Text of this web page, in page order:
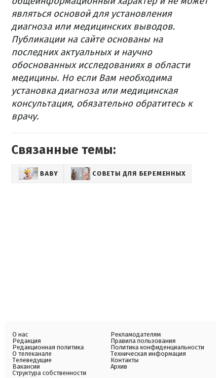
являться основой для установления
диагноза или медицинских выводов.
Публикации на сайте основаны на
последних актуальных и научно
обоснованных исследованиях в области
медицины. Но если Вам необходима
установка диагноза или медицинская
консультация, обязательно обратитесь к
врачу.
Связанные темы:
BABY СОВЕТЫ ДЛЯ БЕРЕМЕННЫХ
О нас
Редакция
Редакционная политика
О телеканале
Телеведущие
Вакансии
Структура собственности
Рекламодателям
Правила пользования
Политика конфиденциальности
Техническая информация
Контакты
Архив